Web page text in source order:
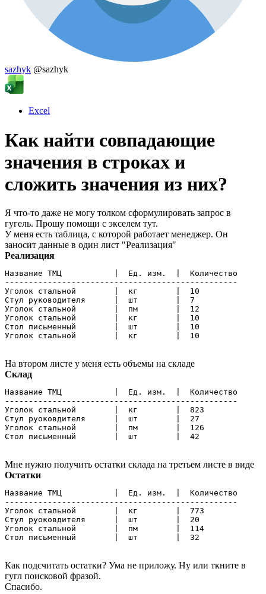
sazhyk @sazhyk
Excel
Как найти совпадающие
значения в строках и
сложить значения из них?
Я что-то даже не могу толком сформулировать запрос в
гугель. Прошу помощи с экселем тут.
У меня есть таблица, с которой работает менеджер. Он
заносит данные в один лист "Реализация"
Реализация
Название ТМЦ           |  Ед. изм.  |  Количество
-------------------------------------------------
Уголок стальной        |  кг        |  10
Стул руководителя      |  шт        |  7
Уголок стальной        |  пм        |  12
Уголок стальной        |  кг        |  10
Стол письменный        |  шт        |  10
Уголок стальной        |  кг        |  10
На втором листе у меня есть объемы на складе
Склад
Название ТМЦ           |  Ед. изм.  |  Количество
-------------------------------------------------
Уголок стальной        |  кг        |  823
Стул руоковдителя      |  шт        |  27
Уголок стальной        |  пм        |  126
Стол письменный        |  шт        |  42
Мне нужно получить остатки склада на третьем листе в виде
Остатки
Название ТМЦ           |  Ед. изм.  |  Количество
-------------------------------------------------
Уголок стальной        |  кг        |  773
Стул руоковдителя      |  шт        |  20
Уголок стальной        |  пм        |  114
Стол письменный        |  шт        |  32
Как подсчитать остатки? Ума не приложу. Ну или ткните в
гугл поисковой фразой.
Спасибо.